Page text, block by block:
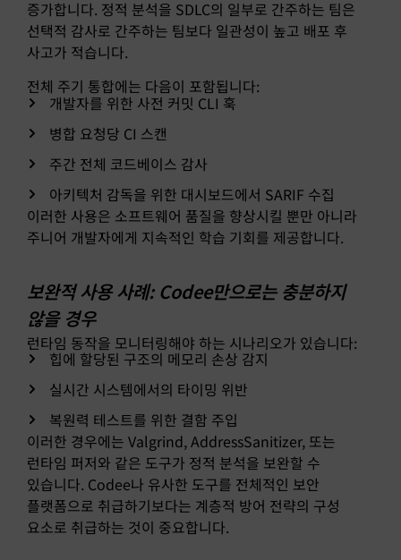
증가합니다. 정적 분석을 SDLC의 일부로 간주하는 팀은
선택적 감사로 간주하는 팀보다 일관성이 높고 배포 후
사고가 적습니다.
전체 주기 통합에는 다음이 포함됩니다:
개발자를 위한 사전 커밋 CLI 훅
병합 요청당 CI 스캔
주간 전체 코드베이스 감사
아키텍처 감독을 위한 대시보드에서 SARIF 수집
이러한 사용은 소프트웨어 품질을 향상시킬 뿐만 아니라
주니어 개발자에게 지속적인 학습 기회를 제공합니다.
보완적 사용 사례: Codee만으로는 충분하지
않을 경우
런타임 동작을 모니터링해야 하는 시나리오가 있습니다:
힙에 할당된 구조의 메모리 손상 감지
실시간 시스템에서의 타이밍 위반
복원력 테스트를 위한 결함 주입
이러한 경우에는 Valgrind, AddressSanitizer, 또는
런타임 퍼저와 같은 도구가 정적 분석을 보완할 수
있습니다. Codee나 유사한 도구를 전체적인 보안
플랫폼으로 취급하기보다는 계층적 방어 전략의 구성
요소로 취급하는 것이 중요합니다.